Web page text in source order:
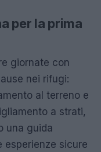
per la prima
giornate con
nei rifugi:
al terreno e
a strati,
una guida
sicure